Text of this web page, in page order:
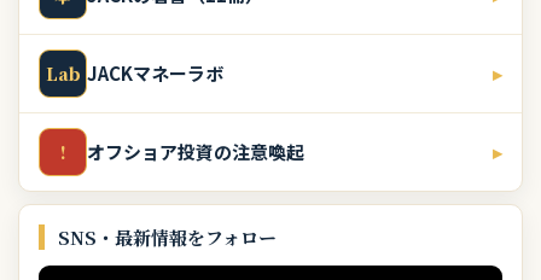
Lab JACKマネーラボ ▸
! オフショア投資の注意喚起 ▸
SNS・最新情報をフォロー